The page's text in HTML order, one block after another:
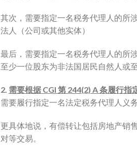
其次，需要指定一名税务代理人的所
法人（公司或其他实体）
最后，需要指定一名税务代理人的所
至少一位股东为非法国居民自然人或
2. 需要根据 CGI 第 244(2) A 条履行
需要履行指定一名法定税务代理人义
更具体地说，有偿转让包括房地产销
对等交易。